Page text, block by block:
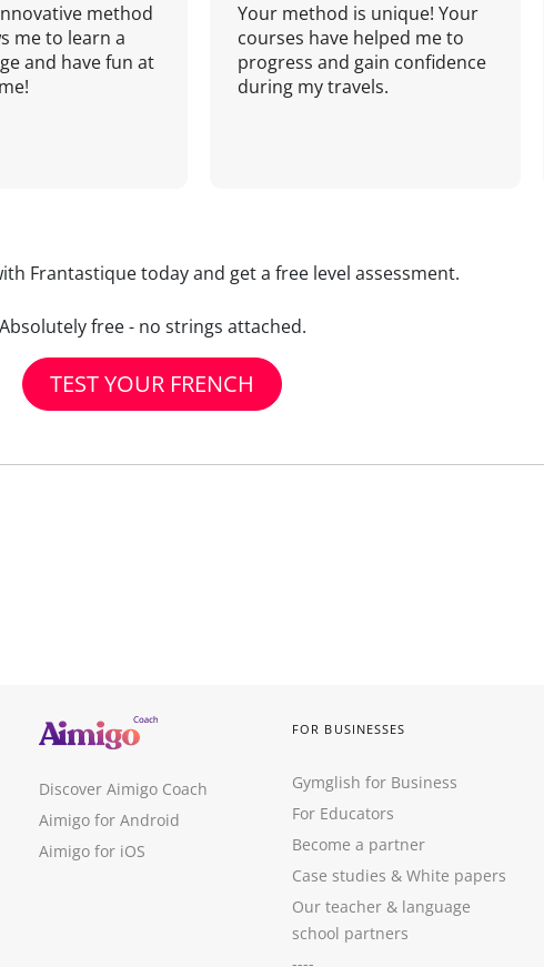
method
me to learn a
and have fun at
Your method is unique! Your
courses have helped me to
progress and gain confidence
during my travels.
Frantastique today and get a free level assessment.
Absolutely free - no strings attached.
TEST YOUR FRENCH
Discover Aimigo Coach
Aimigo for Android
Aimigo for iOS
FOR BUSINESSES
Gymglish for Business
For Educators
Become a partner
Case studies & White papers
Our teacher & language
school partners